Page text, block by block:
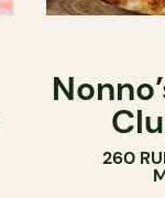
260